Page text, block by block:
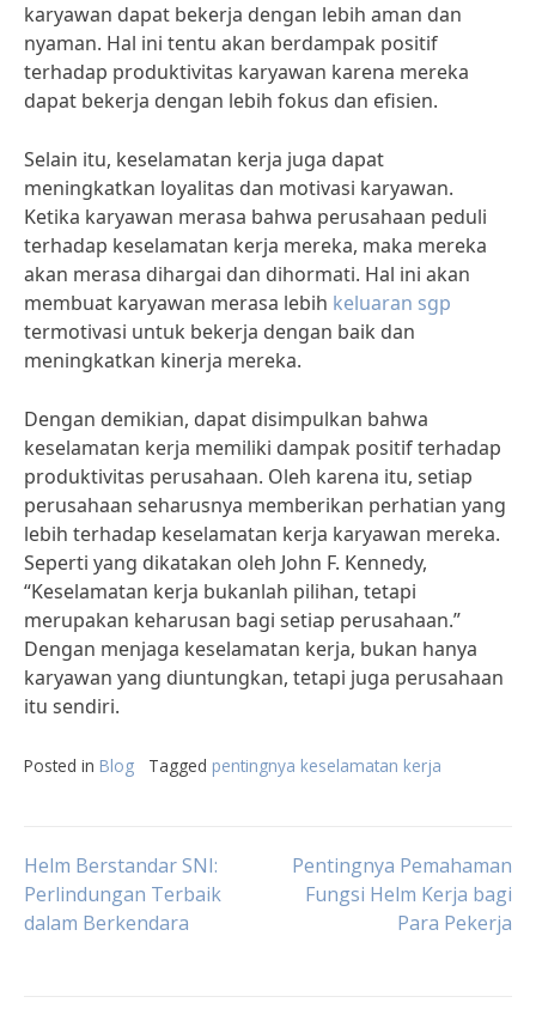
karyawan dapat bekerja dengan lebih aman dan
nyaman. Hal ini tentu akan berdampak positif
terhadap produktivitas karyawan karena mereka
dapat bekerja dengan lebih fokus dan efisien.
Selain itu, keselamatan kerja juga dapat
meningkatkan loyalitas dan motivasi karyawan.
Ketika karyawan merasa bahwa perusahaan peduli
terhadap keselamatan kerja mereka, maka mereka
akan merasa dihargai dan dihormati. Hal ini akan
membuat karyawan merasa lebih keluaran sgp
termotivasi untuk bekerja dengan baik dan
meningkatkan kinerja mereka.
Dengan demikian, dapat disimpulkan bahwa
keselamatan kerja memiliki dampak positif terhadap
produktivitas perusahaan. Oleh karena itu, setiap
perusahaan seharusnya memberikan perhatian yang
lebih terhadap keselamatan kerja karyawan mereka.
Seperti yang dikatakan oleh John F. Kennedy,
“Keselamatan kerja bukanlah pilihan, tetapi
merupakan keharusan bagi setiap perusahaan.”
Dengan menjaga keselamatan kerja, bukan hanya
karyawan yang diuntungkan, tetapi juga perusahaan
itu sendiri.
Posted in Blog Tagged pentingnya keselamatan kerja
Post
navigation
Helm Berstandar SNI:
Perlindungan Terbaik
dalam Berkendara
Pentingnya Pemahaman
Fungsi Helm Kerja bagi
Para Pekerja